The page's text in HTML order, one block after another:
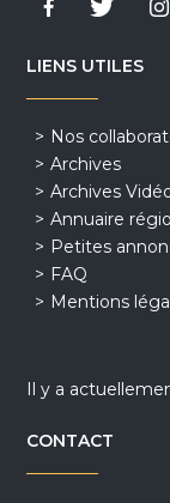
LIENS UTILES
Nos
Archives
Archives
Annuaire
Petites
FAQ
Mentions
Il y a
CONTACT